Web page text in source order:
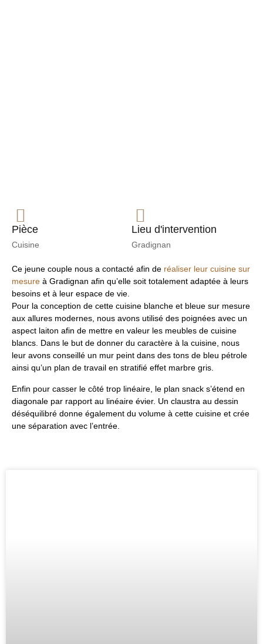
Pièce
Cuisine
Lieu d'intervention
Gradignan
Ce jeune couple nous a contacté afin de réaliser leur cuisine sur
mesure à Gradignan afin qu’elle soit totalement adaptée à leurs
besoins et à leur espace de vie.
Pour la conception de cette cuisine blanche et bleue sur mesure
aux allures modernes, nous avons utilisé des poignées avec un
aspect laiton afin de mettre en valeur les meubles de cuisine
blancs. Dans le but de donner du caractère à la cuisine, nous
leur avons conseillé un mur peint dans des tons de bleu pétrole
ainsi qu’un plan de travail en stratifié effet marbre gris.
Enfin pour casser le côté trop linéaire, le plan snack s’étend en
diagonale par rapport au linéaire évier. Un claustra au dessin
déséquilibré donne également du volume à cette cuisine et crée
une séparation avec l’entrée.